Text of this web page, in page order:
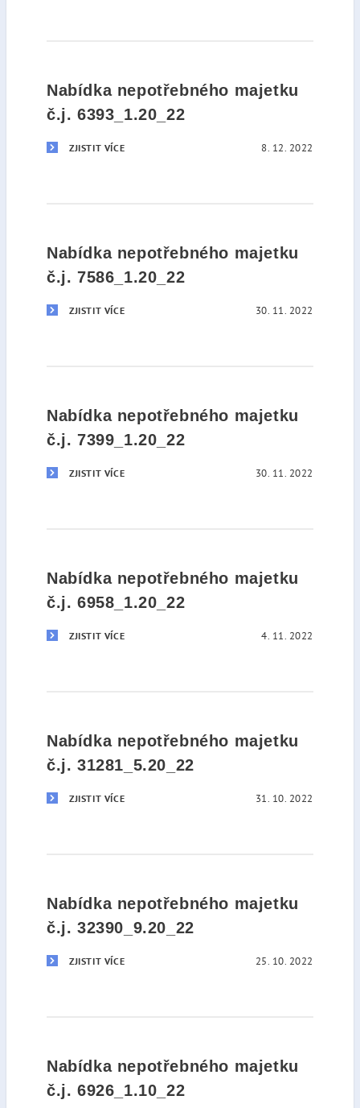
Nabídka nepotřebného majetku
č.j. 6393_1.20_22
ZJISTIT VÍCE 8. 12. 2022
Nabídka nepotřebného majetku
č.j. 7586_1.20_22
ZJISTIT VÍCE 30. 11. 2022
Nabídka nepotřebného majetku
č.j. 7399_1.20_22
ZJISTIT VÍCE 30. 11. 2022
Nabídka nepotřebného majetku
č.j. 6958_1.20_22
ZJISTIT VÍCE 4. 11. 2022
Nabídka nepotřebného majetku
č.j. 31281_5.20_22
ZJISTIT VÍCE 31. 10. 2022
Nabídka nepotřebného majetku
č.j. 32390_9.20_22
ZJISTIT VÍCE 25. 10. 2022
Nabídka nepotřebného majetku
č.j. 6926_1.10_22